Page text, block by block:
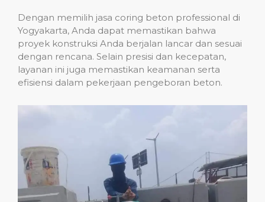
Dengan memilih jasa coring beton professional di
Yogyakarta, Anda dapat memastikan bahwa
proyek konstruksi Anda berjalan lancar dan sesuai
dengan rencana. Selain presisi dan kecepatan,
layanan ini juga memastikan keamanan serta
efisiensi dalam pekerjaan pengeboran beton.